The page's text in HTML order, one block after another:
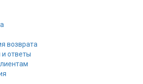
возврата
ответы